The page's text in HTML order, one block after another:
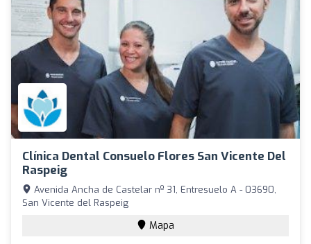
Clínica Dental Consuelo Flores San Vicente Del
Raspeig
Avenida Ancha de Castelar nº 31, Entresuelo A - 03690,
San Vicente del Raspeig
Mapa